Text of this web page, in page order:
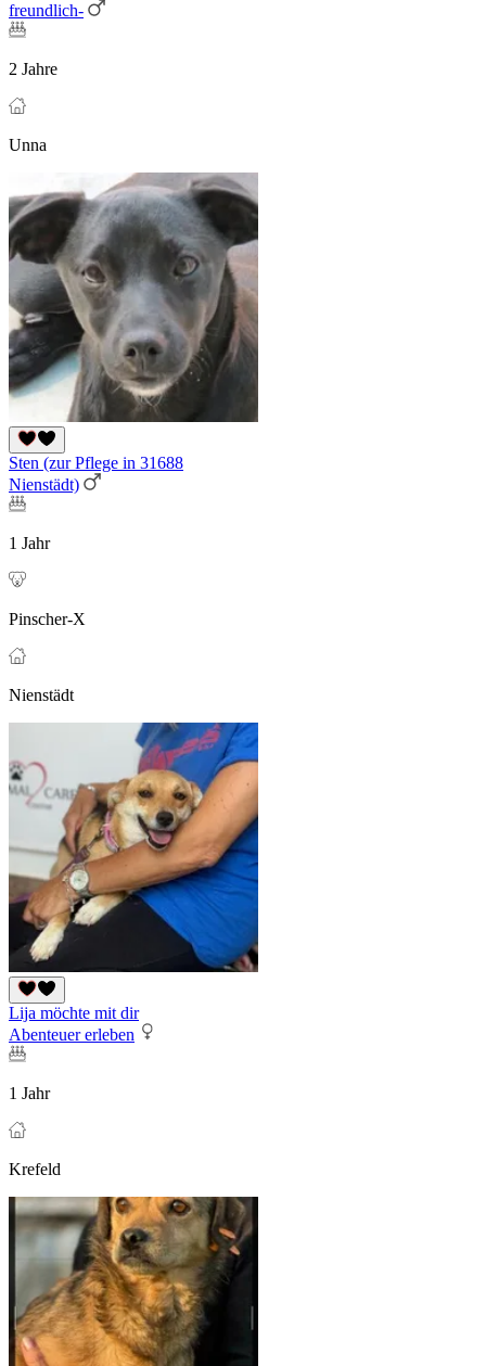
freundlich-
2 Jahre
Unna
Sten (zur Pflege in 31688
Nienstädt)
1 Jahr
Pinscher-X
Nienstädt
Lija möchte mit dir
Abenteuer erleben
1 Jahr
Krefeld